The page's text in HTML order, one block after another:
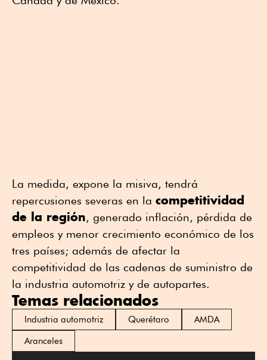
La medida, expone la misiva, tendrá
repercusiones severas en la competitividad
de la región, generado inflación, pérdida de
empleos y menor crecimiento económico de los
tres países; además de afectar la
competitividad de las cadenas de suministro de
la industria automotriz y de autopartes.
Temas relacionados
Industria automotriz Querétaro
AMDA
Aranceles